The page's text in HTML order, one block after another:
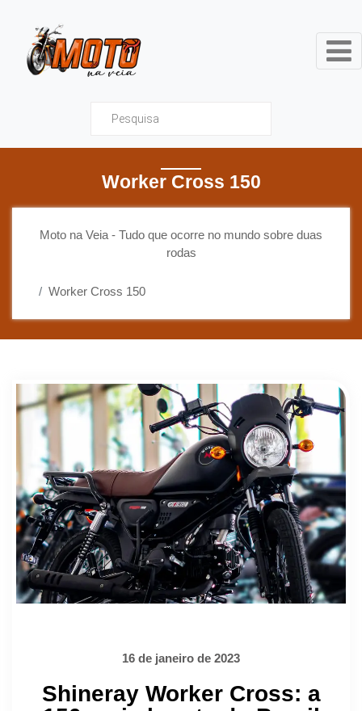
Moto na Veia - Tudo que
Worker Cross 150
Moto na Veia - Tudo que ocorre no mundo sobre duas
rodas
Worker Cross 150
16 de janeiro de 2023
Shineray Worker Cross: a